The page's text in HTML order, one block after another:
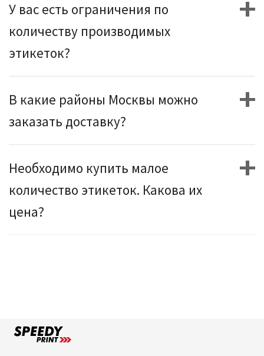
У вас есть ограничения по
количеству производимых
этикеток?
В какие районы Москвы можно
заказать доставку?
Необходимо купить малое
количество этикеток. Какова их
цена?